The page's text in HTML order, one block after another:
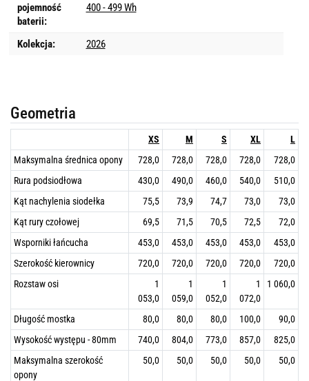
pojemność
baterii:
400 - 499 Wh
Kolekcja: 2026
Geometria
XS M S XL
L
Maksymalna średnica opony
728,0 728,0 728,0 728,0
728,0
Rura podsiodłowa
430,0 490,0 460,0 540,0
510,0
Kąt nachylenia siodełka
75,5 73,9 74,7 73,0
73,0
Kąt rury czołowej
69,5 71,5 70,5 72,5
72,0
Wsporniki łańcucha
453,0 453,0 453,0 453,0
453,0
Szerokość kierownicy
720,0 720,0 720,0 720,0
720,0
Rozstaw osi
1
053,0
1
059,0
1
052,0
1
072,0
1 060,0
Długość mostka 80,0 80,0 80,0 100,0
90,0
Wysokość występu - 80mm
740,0 804,0 773,0 857,0
825,0
Maksymalna szerokość
opony
50,0 50,0 50,0 50,0 50,0